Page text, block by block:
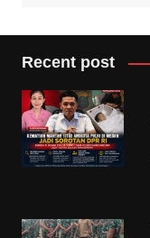
Recent post